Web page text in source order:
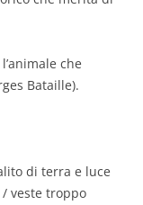
l’animale che
Bataille).
di terra e luce
veste troppo